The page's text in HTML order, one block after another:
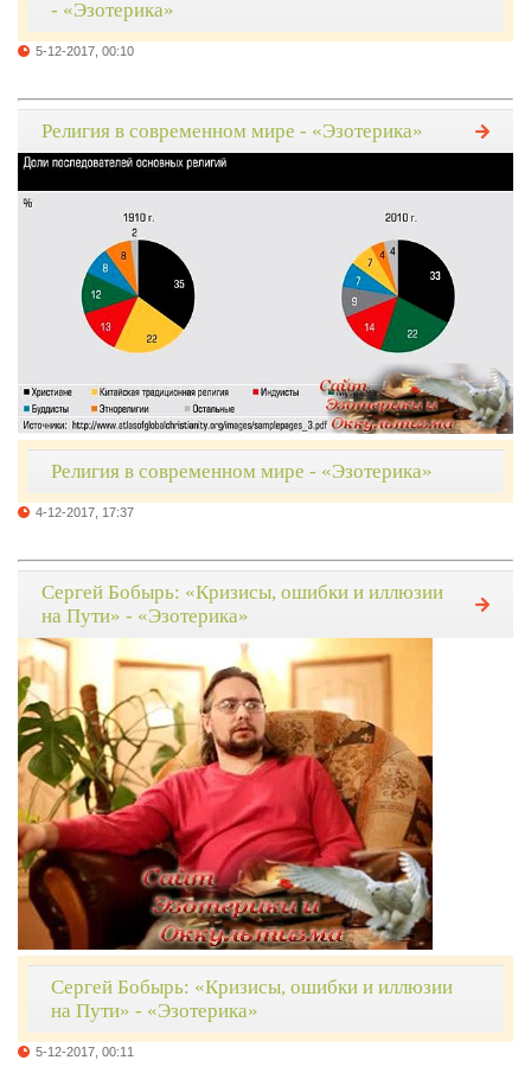
- «Эзотерика»
5-12-2017, 00:10
Религия в современном мире - «Эзотерика»
Религия в современном мире - «Эзотерика»
4-12-2017, 17:37
Сергей Бобырь: «Кризисы, ошибки и иллюзии
на Пути» - «Эзотерика»
Сергей Бобырь: «Кризисы, ошибки и иллюзии
на Пути» - «Эзотерика»
5-12-2017, 00:11